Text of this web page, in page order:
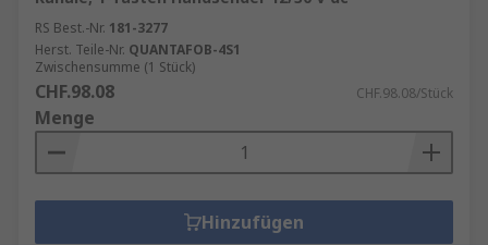
RS Best.-Nr. 181-3277
Herst. Teile-Nr. QUANTAFOB-4S1
Zwischensumme (1 Stück)
CHF.98.08 CHF.98.08/Stück
Menge
Hinzufügen